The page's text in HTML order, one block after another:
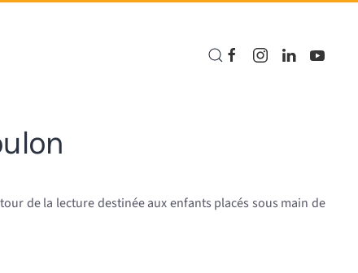
de la lecture destinée aux enfants placés sous main de